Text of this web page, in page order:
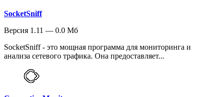
SocketSniff
Версия 1.11 — 0.0 Мб
SocketSniff - это мощная программа для мониторинга и
анализа сетевого трафика. Она предоставляет...